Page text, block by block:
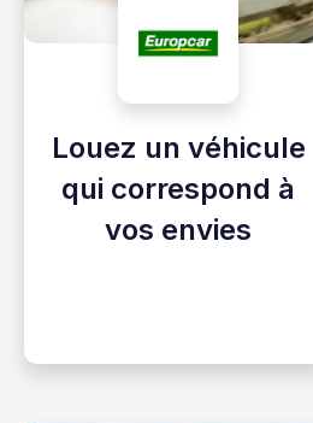
Louez un véhicule
qui correspond à
vos envies